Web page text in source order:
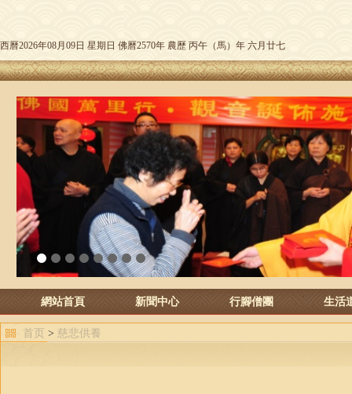
西曆2026年08月09日 星期日 佛曆2570年 農歷 丙午（馬）年 六月廿七
3 4 5 6 7 8
網站首頁 新聞中心 行腳僧團 生活
首页 > 慈悲供養